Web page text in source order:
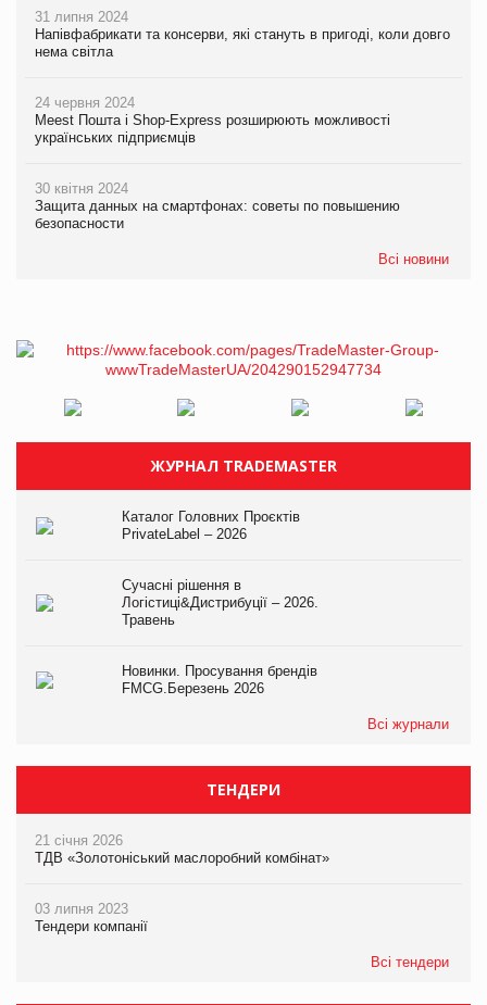
31 липня 2024
Напівфабрикати та консерви, які стануть в пригоді, коли довго
нема світла
24 червня 2024
Meest Пошта і Shop-Express розширюють можливості
українських підприємців
30 квітня 2024
Защита данных на смартфонах: советы по повышению
безопасности
Всі новини
ЖУРНАЛ TRADEMASTER
Каталог Головних Проєктів
PrivateLabel – 2026
Сучасні рішення в
Логістиці&Дистрибуції – 2026.
Травень
Новинки. Просування брендів
FMCG.Березень 2026
Всі журнали
ТЕНДЕРИ
21 січня 2026
ТДВ «Золотоніський маслоробний комбінат»
03 липня 2023
Тендери компанії
Всі тендери